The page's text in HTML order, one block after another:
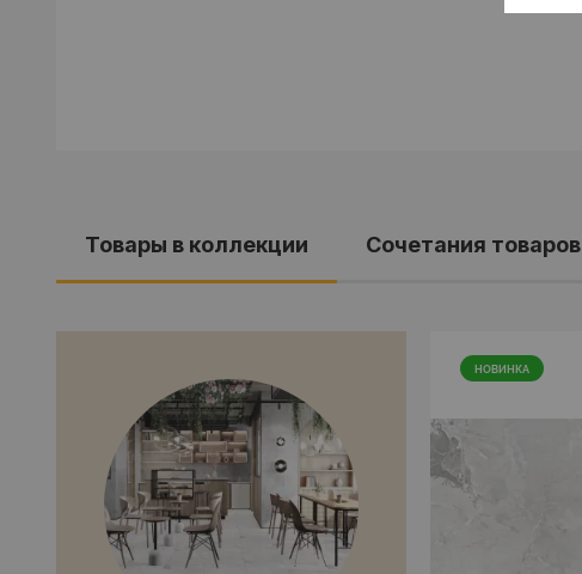
Товары в коллекции
НОВИНКА
Cочетания товаров